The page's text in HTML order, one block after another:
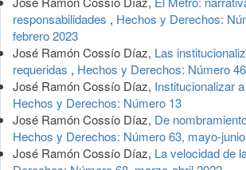
responsabilidades , Hechos y Derechos:
febrero 2023
José Ramón Cossío Díaz, Las
requeridas , Hechos y Derechos: Número
José Ramón Cossío Díaz, Institucionalizar
Hechos y Derechos: Número 13
José Ramón Cossío Díaz, De
Hechos y Derechos: Número 63, mayo-
José Ramón Cossío Díaz, La velocidad de